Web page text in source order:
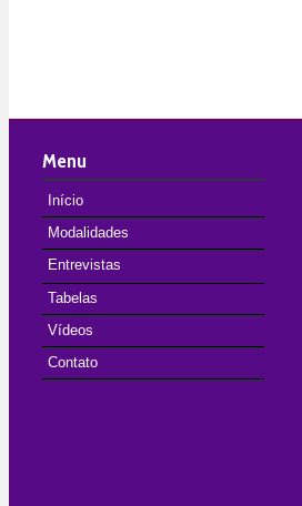
Menu
Início
Modalidades
Entrevistas
Tabelas
Vídeos
Contato